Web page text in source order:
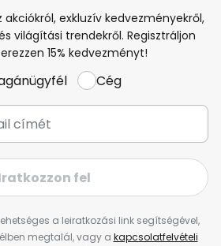
akciókról, exkluzív kedvezményekről,
világítási trendekről. Regisztráljon
15% kedvezményt!
Cég
fel
a leiratkozási link segítségével,
megtalál, vagy a kapcsolatfelvételi